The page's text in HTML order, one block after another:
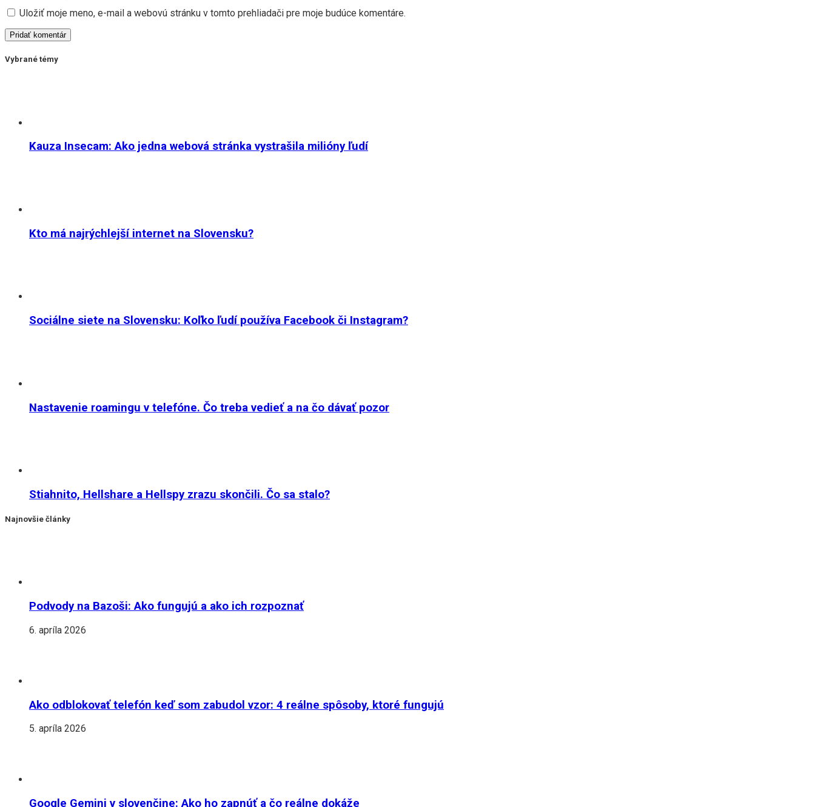
Uložiť moje meno, e-mail a webovú stránku v tomto prehliadači pre moje budúce komentáre.
Vybrané témy
Kauza Insecam: Ako jedna webová stránka vystrašila milióny ľudí
Kto má najrýchlejší internet na Slovensku?
Sociálne siete na Slovensku: Koľko ľudí používa Facebook či Instagram?
Nastavenie roamingu v telefóne. Čo treba vedieť a na čo dávať pozor
Stiahnito, Hellshare a Hellspy zrazu skončili. Čo sa stalo?
Najnovšie články
Podvody na Bazoši: Ako fungujú a ako ich rozpoznať
6. apríla 2026
Ako odblokovať telefón keď som zabudol vzor: 4 reálne spôsoby, ktoré fungujú
5. apríla 2026
Google Gemini v slovenčine: Ako ho zapnúť a čo reálne dokáže